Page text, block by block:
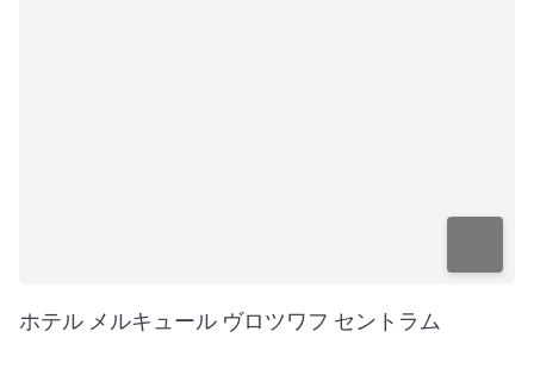
ホテル メルキュール ヴロツワフ セントラム